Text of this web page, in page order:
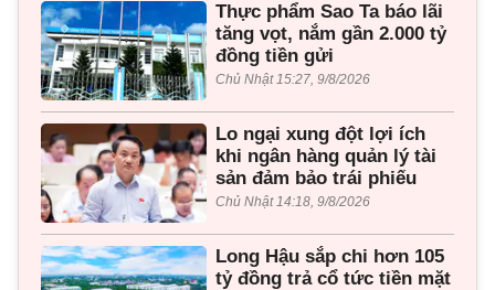
Thực phẩm Sao Ta báo lãi
tăng vọt, nắm gần 2.000 tỷ
đồng tiền gửi
Chủ Nhật 15:27, 9/8/2026
Lo ngại xung đột lợi ích
khi ngân hàng quản lý tài
sản đảm bảo trái phiếu
Chủ Nhật 14:18, 9/8/2026
Long Hậu sắp chi hơn 105
tỷ đồng trả cổ tức tiền mặt